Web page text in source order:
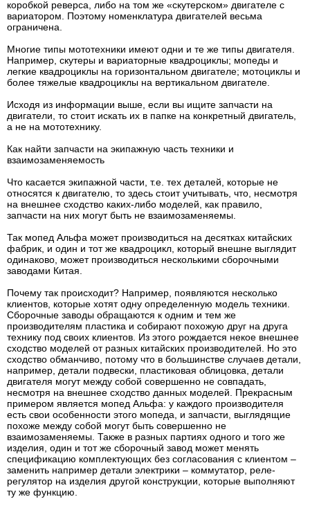
коробкой реверса, либо на том же «скутерском» двигателе с
вариатором. Поэтому номенклатура двигателей весьма
ограничена.
Многие типы мототехники имеют одни и те же типы двигателя.
Например, скутеры и вариаторные квадроциклы; мопеды и
легкие квадроциклы на горизонтальном двигателе; мотоциклы и
более тяжелые квадроциклы на вертикальном двигателе.
Исходя из информации выше, если вы ищите запчасти на
двигатели, то стоит искать их в папке на конкретный двигатель,
а не на мототехнику.
Как найти запчасти на экипажную часть техники и
взаимозаменяемость
Что касается экипажной части, т.е. тех деталей, которые не
относятся к двигателю, то здесь стоит учитывать, что, несмотря
на внешнее сходство каких-либо моделей, как правило,
запчасти на них могут быть не взаимозаменяемы.
Так мопед Альфа может производиться на десятках китайских
фабрик, и один и тот же квадроцикл, который внешне выглядит
одинаково, может производиться несколькими сборочными
заводами Китая.
Почему так происходит? Например, появляются несколько
клиентов, которые хотят одну определенную модель техники.
Сборочные заводы обращаются к одним и тем же
производителям пластика и собирают похожую друг на друга
технику под своих клиентов. Из этого рождается некое внешнее
сходство моделей от разных китайских производителей. Но это
сходство обманчиво, потому что в большинстве случаев детали,
например, детали подвески, пластиковая облицовка, детали
двигателя могут между собой совершенно не совпадать,
несмотря на внешнее сходство данных моделей. Прекрасным
примером является мопед Альфа: у каждого производителя
есть свои особенности этого мопеда, и запчасти, выглядящие
похоже между собой могут быть совершенно не
взаимозаменяемы. Также в разных партиях одного и того же
изделия, один и тот же сборочный завод может менять
спецификацию комплектующих без согласования с клиентом –
заменить например детали электрики – коммутатор, реле-
регулятор на изделия другой конструкции, которые выполняют
ту же функцию.